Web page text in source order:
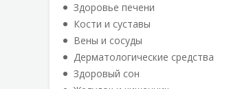
Здоровье печени
Кости и суставы
Вены и сосуды
Дерматологические средства
Здоровый сон